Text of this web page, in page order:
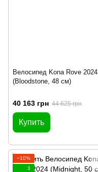
Велосипед Kona Rove 2024
(Bloodstone, 48 см)
40 163 грн 44 625 грн
Купить
−10%
3